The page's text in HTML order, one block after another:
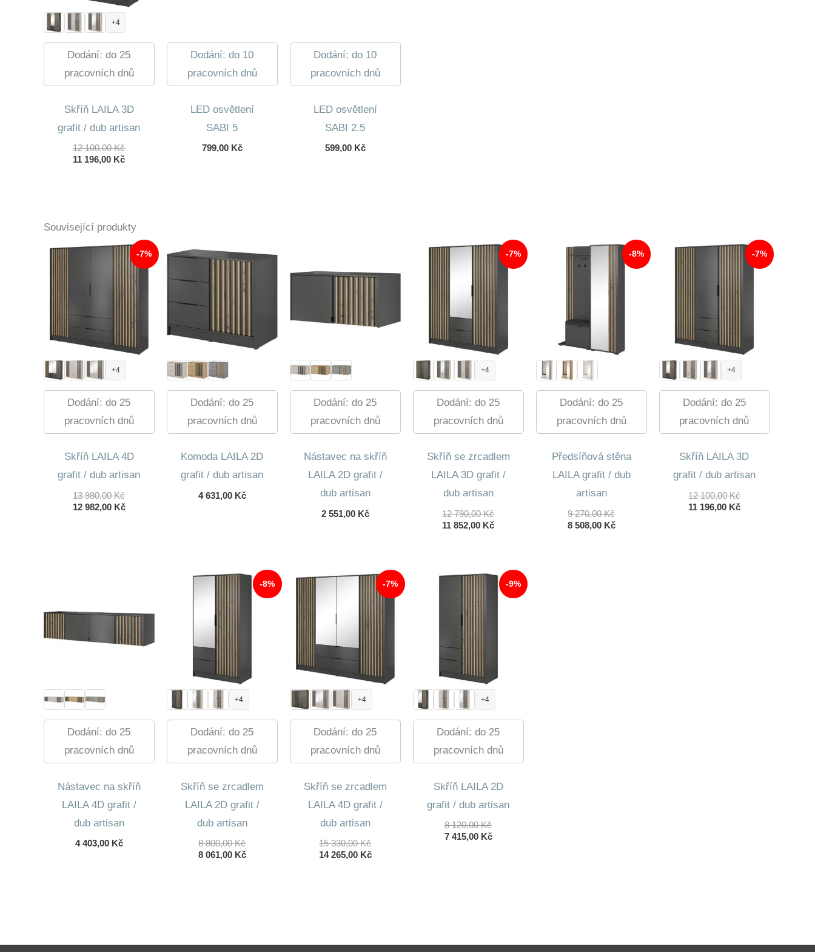
+4
Dodání: do 25
pracovních dnů
Skříň LAILA 3D
grafit / dub artisan
12 100,00KčPůvodní
Cena
11 196,00 KčAktuální
Dodání: do 10
pracovních dnů
LED osvětlení
SABI 5
799,00 Kč
Dodání: do 10
pracovních dnů
LED osvětlení
SABI 2.5
599,00 Kč
Související produkty
-7%
+4
Dodání: do 25
pracovních dnů
Skříň LAILA 4D
grafit / dub artisan
13 980,00KčPůvodní
Cena
12 982,00 KčAktuální
Dodání: do 25
pracovních dnů
Komoda LAILA 2D
grafit / dub artisan
4 631,00 Kč
Dodání: do 25
pracovních dnů
Nástavec na skříň
LAILA 2D grafit /
dub artisan
2 551,00 Kč
-7%
+4
Dodání: do 25
pracovních dnů
Skříň se zrcadlem
LAILA 3D grafit /
dub artisan
12 790,00KčPůvodní
Cena
11 852,00 KčAktuální
852,00 Kč.
-8%
Dodání: do 25
pracovních dnů
Předsíňová stěna
LAILA grafit / dub
artisan
9 270,00KčPůvodní
Cena
8 508,00 KčAktuální
-7%
+4
Dodání: do 25
pracovních dnů
Skříň LAILA 3D
grafit / dub artisan
12 100,00KčPůvodní
Cena
11 196,00 KčAktuální
Dodání: do 25
pracovních dnů
Nástavec na skříň
LAILA 4D grafit /
dub artisan
4 403,00 Kč
-8%
+4
Dodání: do 25
pracovních dnů
Skříň se zrcadlem
LAILA 2D grafit /
dub artisan
8 800,00KčPůvodní
Cena
8 061,00 KčAktuální
-7%
+4
Dodání: do 25
pracovních dnů
Skříň se zrcadlem
LAILA 4D grafit /
dub artisan
15 330,00KčPůvodní
Cena
14 265,00 KčAktuální
-9%
+4
Dodání: do 25
pracovních dnů
Skříň LAILA 2D
grafit / dub artisan
8 120,00KčPůvodní
Cena
7 415,00 KčAktuální